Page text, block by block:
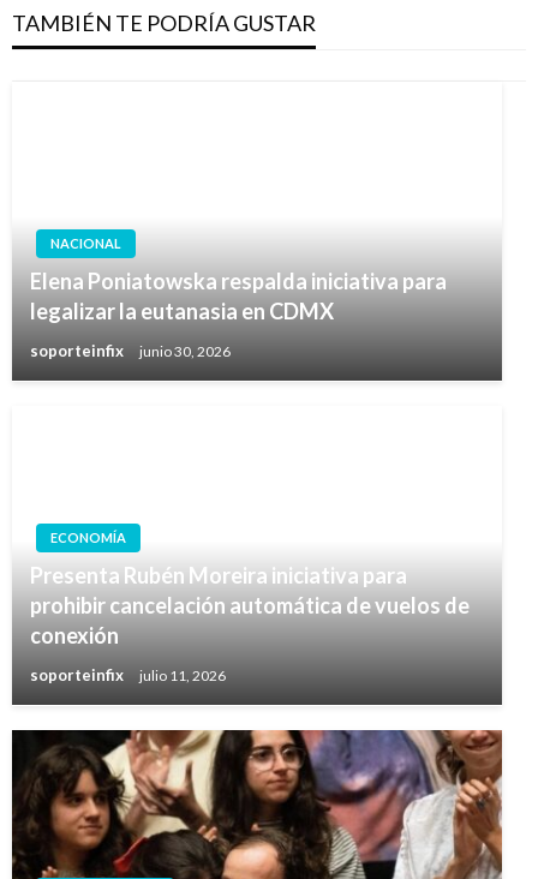
TAMBIÉN TE PODRÍA GUSTAR
NACIONAL
Elena Poniatowska respalda iniciativa para
legalizar la eutanasia en CDMX
soporteinfix junio 30, 2026
ECONOMÍA
Presenta Rubén Moreira iniciativa para
prohibir cancelación automática de vuelos de
conexión
soporteinfix julio 11, 2026